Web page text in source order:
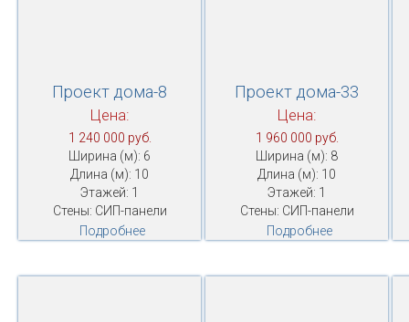
Проект дома-8
Цена:
1 240 000 руб.
Ширина (м): 6
Длина (м): 10
Этажей: 1
Стены: СИП-панели
Подробнее
Проект дома-33
Цена:
1 960 000 руб.
Ширина (м): 8
Длина (м): 10
Этажей: 1
Стены: СИП-панели
Подробнее